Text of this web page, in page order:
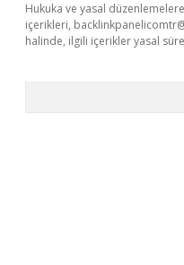
Hukuka ve yasal
içerikleri,
halinde, ilgili içerikler yasal